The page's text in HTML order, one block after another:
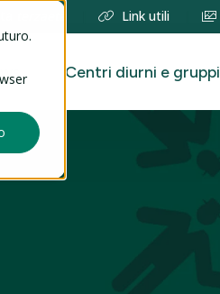
Link utili
Centri diurni e gruppi